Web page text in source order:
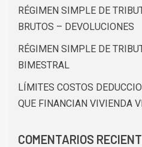
RÉGIMEN SIMPLE DE
BRUTOS – DEVOLUCIONES
RÉGIMEN SIMPLE DE
BIMESTRAL
LÍMITES COSTOS
QUE FINANCIAN VIVIENDA
COMENTARIOS